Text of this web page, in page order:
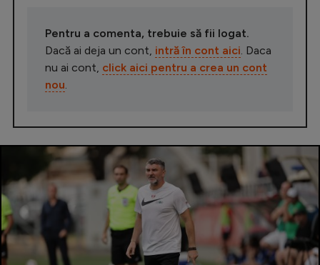
Pentru a comenta, trebuie să fii logat.
Dacă ai deja un cont, intră în cont aici . Daca
nu ai cont, click aici pentru a crea un cont
nou